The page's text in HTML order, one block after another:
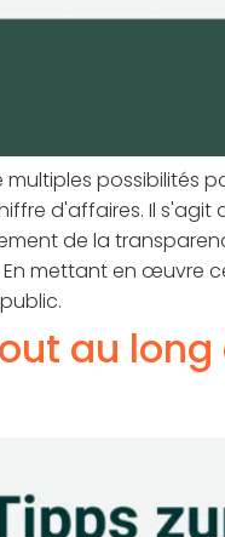
possibilités
d'affaires. Il
de la
mettant en œuvre
au long